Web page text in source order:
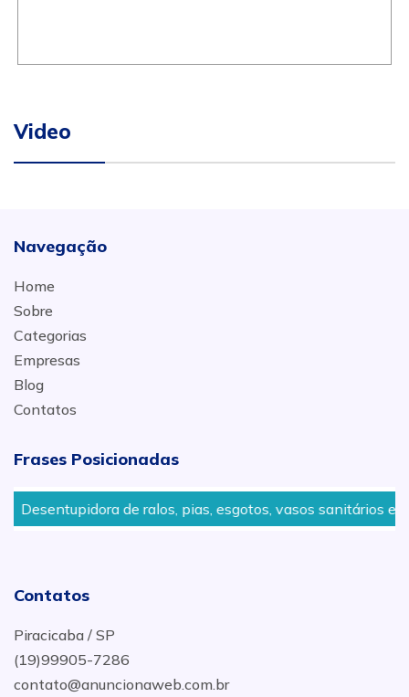
Video
Navegação
Home
Sobre
Categorias
Empresas
Blog
Contatos
Frases Posicionadas
Desentupidora de ralos, pias, esgotos, vasos sanitários em
Contatos
Piracicaba / SP
(19)99905-7286
contato@anuncionaweb.com.br